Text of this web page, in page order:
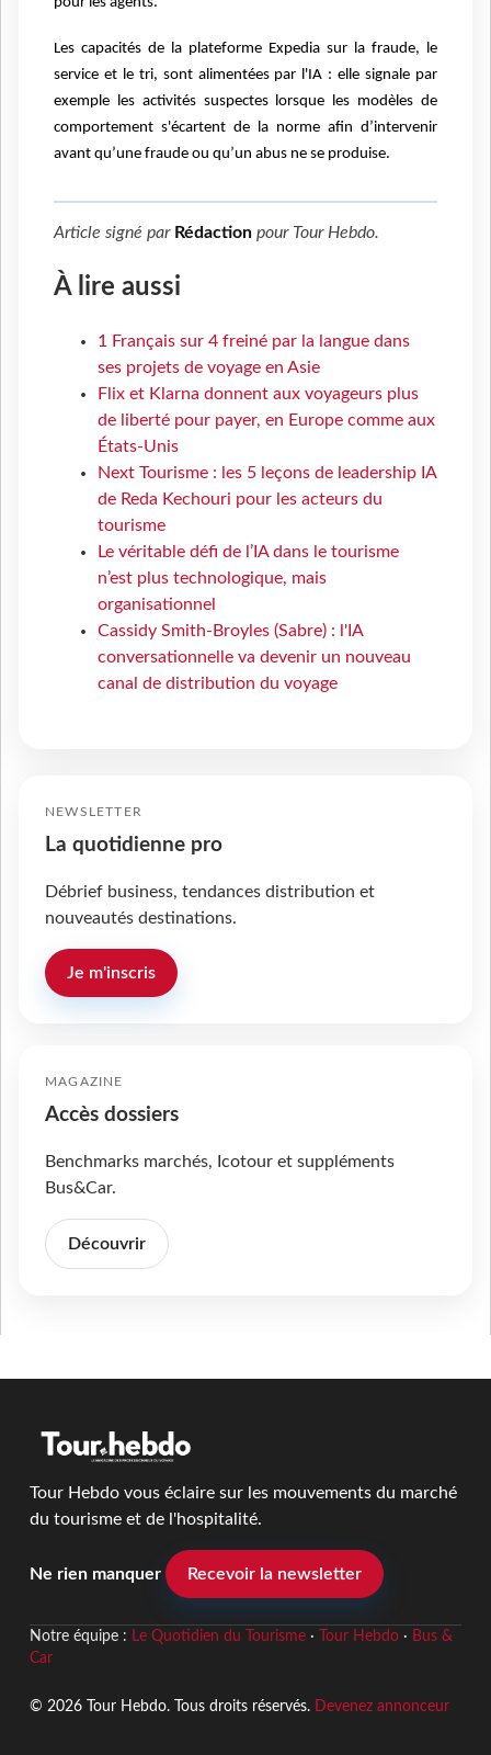
Les capacités de la plateforme Expedia sur la fraude, le
service et le tri, sont alimentées par l'IA : elle signale par
exemple les activités suspectes lorsque les modèles de
comportement s'écartent de la norme afin d’intervenir
avant qu’une fraude ou qu’un abus ne se produise.
Article signé par Rédaction pour Tour Hebdo.
À lire aussi
1 Français sur 4 freiné par la langue dans
ses projets de voyage en Asie
Flix et Klarna donnent aux voyageurs plus
de liberté pour payer, en Europe comme aux
États-Unis
Next Tourisme : les 5 leçons de leadership IA
de Reda Kechouri pour les acteurs du
tourisme
Le véritable défi de l’IA dans le tourisme
n’est plus technologique, mais
organisationnel
Cassidy Smith-Broyles (Sabre) : l'IA
conversationnelle va devenir un nouveau
canal de distribution du voyage
NEWSLETTER
La quotidienne pro
Débrief business, tendances distribution et
nouveautés destinations.
Je m'inscris
MAGAZINE
Accès dossiers
Benchmarks marchés, Icotour et suppléments
Bus&Car.
Découvrir
Tour Hebdo vous éclaire sur les mouvements du marché
du tourisme et de l'hospitalité.
Ne rien manquer Recevoir la newsletter
Notre équipe : Le Quotidien du Tourisme· Tour Hebdo· Bus &
Car
© 2026 Tour Hebdo. Tous droits réservés. Devenez annonceur